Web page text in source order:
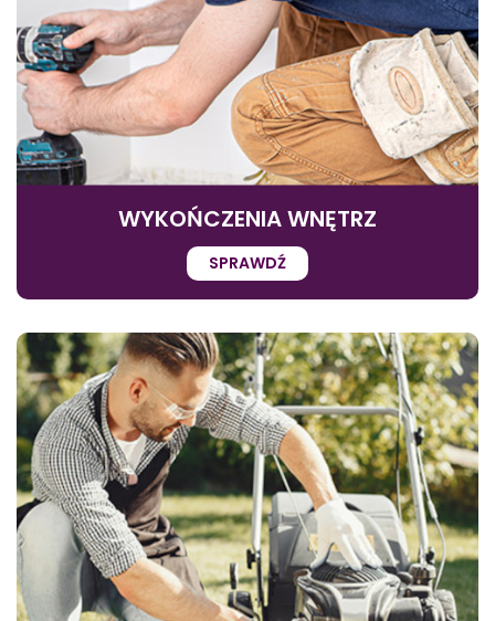
WYKOŃCZENIA WNĘTRZ
SPRAWDŹ